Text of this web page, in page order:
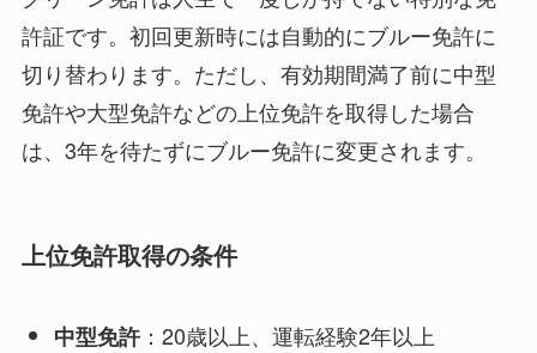
許証です。初回更新時には自動的にブルー免許に
切り替わります。ただし、有効期間満了前に中型
免許や大型免許などの上位免許を取得した場合
は、3年を待たずにブルー免許に変更されます。
上位免許取得の条件
中型免許：20歳以上、運転経験2年以上